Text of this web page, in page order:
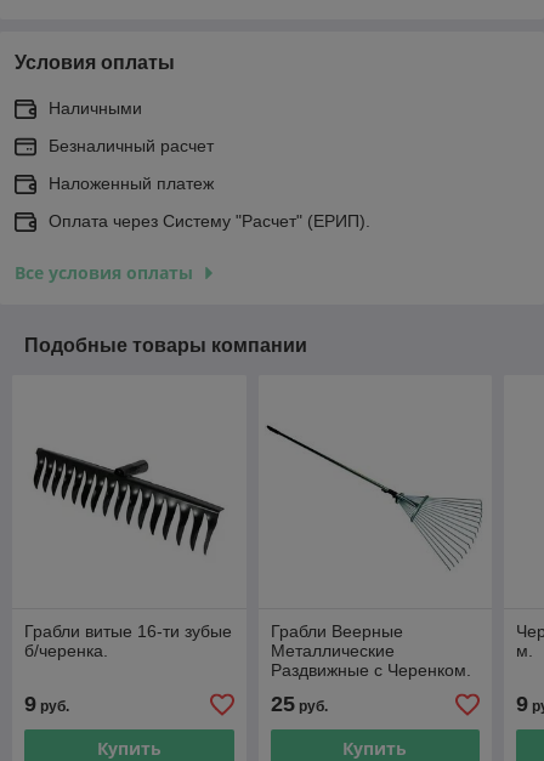
Условия оплаты
Наличными
Безналичный расчет
Наложенный платеж
Оплата через Систему "Расчет" (ЕРИП).
Все условия оплаты
Подобные товары компании
Грабли витые 16-ти зубые
б/черенка.
9 руб.
Купить
Грабли Веерные
Металлические
Раздвижные с Черенком.
25руб.
Купить
м.
9